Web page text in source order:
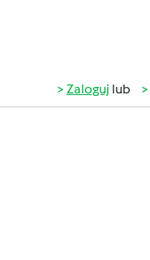
Zaloguj lub